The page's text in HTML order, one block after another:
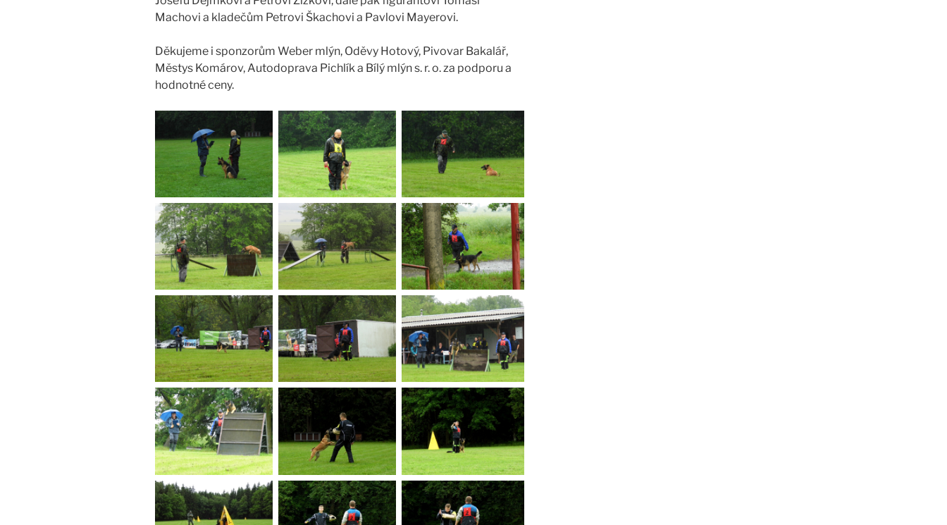
Machovi a kladečům Petrovi Škachovi a Pavlovi Mayerovi.
Děkujeme i sponzorům Weber mlýn, Oděvy Hotový, Pivovar Bakalář,
Městys Komárov, Autodoprava Pichlík a Bílý mlýn s. r. o. za podporu a
hodnotné ceny.